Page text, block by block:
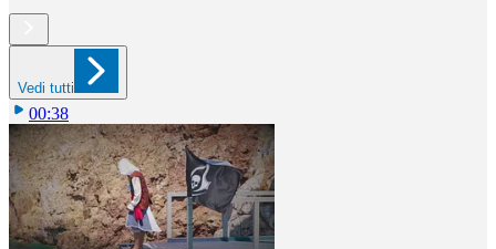
Vedi tutti
00:38